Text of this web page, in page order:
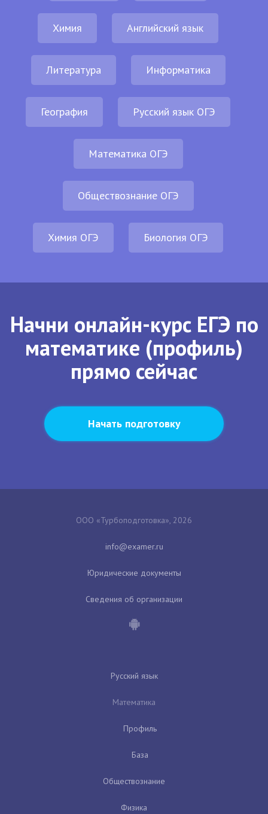
Химия Английский язык
Литература Информатика
География Русский язык ОГЭ
Математика ОГЭ
Обществознание ОГЭ
Химия ОГЭ Биология ОГЭ
Начни онлайн-курс ЕГЭ по
математике (профиль)
прямо сейчас
Начать подготовку
ООО «Турбоподготовка», 2026
Юридические документы
Сведения об организации
Русский язык
Математика
Профиль
База
Обществознание
Физика